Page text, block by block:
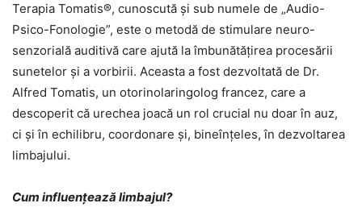
Terapia Tomatis®, cunoscută și sub numele de „Audio-
Psico-Fonologie”, este o metodă de stimulare neuro-
senzorială auditivă care ajută la îmbunătățirea procesării
sunetelor și a vorbirii. Aceasta a fost dezvoltată de Dr.
Alfred Tomatis, un otorinolaringolog francez, care a
descoperit că urechea joacă un rol crucial nu doar în auz,
ci și în echilibru, coordonare și, bineînțeles, în dezvoltarea
limbajului.
Cum influențează limbajul?